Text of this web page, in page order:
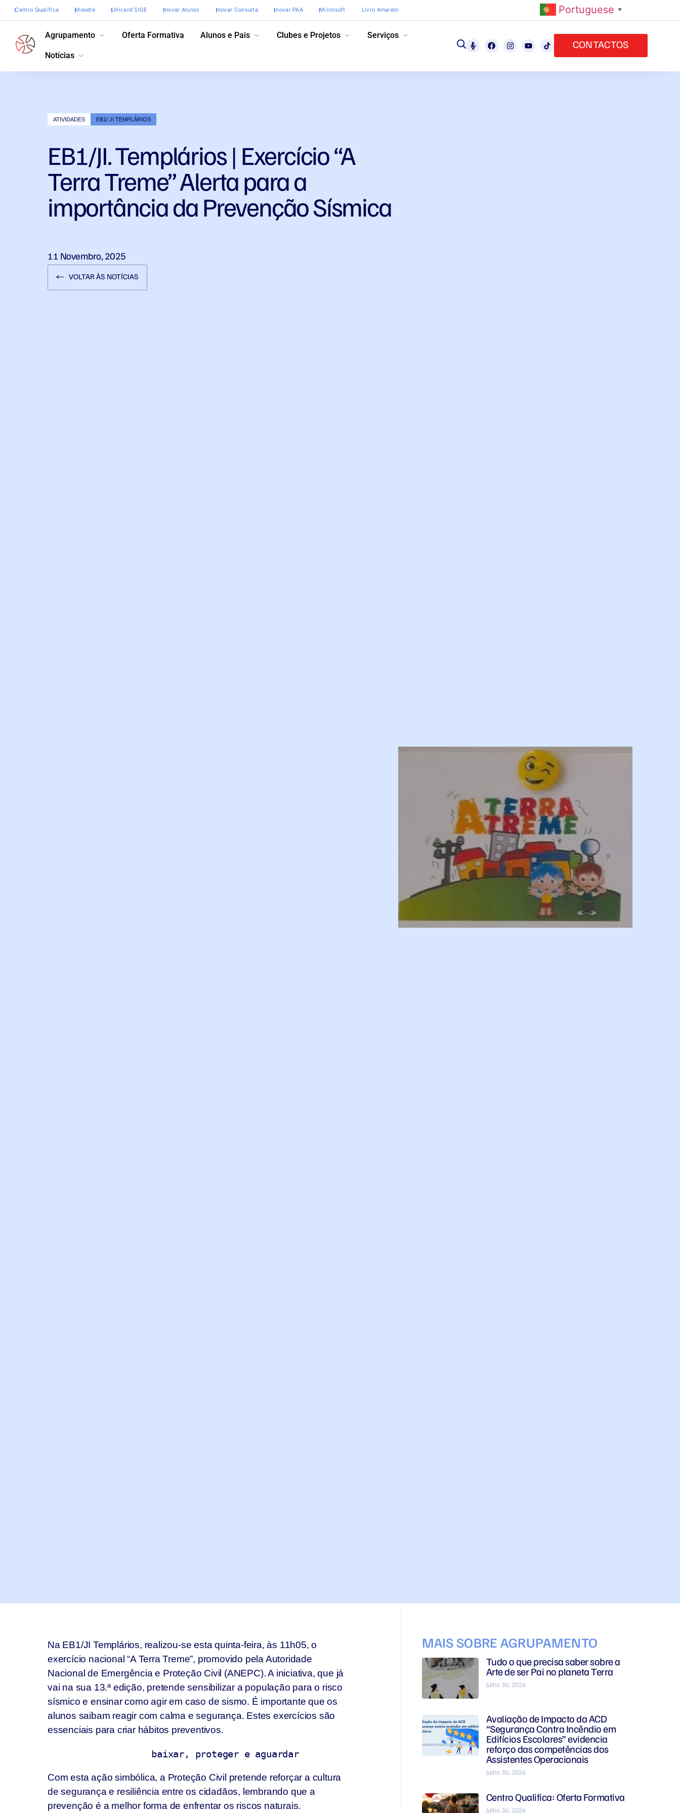
Centro Qualifica Moodle Unicard SIGE Inovar Alunos Inovar Consulta Inovar PAA Microsoft Livro Amarelo Portuguese ▼
Agrupamento Oferta Formativa Alunos e Pais Clubes e Projetos Serviços
Notícias
CONTACTOS
ATIVIDADES EB1/ JI TEMPLÁRIOS
EB1/JI. Templários | Exercício “A
Terra Treme” Alerta para a
importância da Prevenção Sísmica
11 Novembro, 2025
VOLTAR ÀS NOTÍCIAS
Na EB1/JI Templários, realizou-se esta quinta-feira, às 11h05, o
exercício nacional “A Terra Treme”, promovido pela Autoridade
Nacional de Emergência e Proteção Civil (ANEPC). A iniciativa, que já
vai na sua 13.ª edição, pretende sensibilizar a população para o risco
sísmico e ensinar como agir em caso de sismo. É importante que os
alunos saibam reagir com calma e segurança. Estes exercícios são
essenciais para criar hábitos preventivos.
                   baixar, proteger e aguardar
Com esta ação simbólica, a Proteção Civil pretende reforçar a cultura
de segurança e resiliência entre os cidadãos, lembrando que a
prevenção é a melhor forma de enfrentar os riscos naturais.
MAIS SOBRE AGRUPAMENTO
Tudo o que precisa saber sobre a
Arte de ser Pai no planeta Terra
Julho 30, 2026
Avaliação de Impacto da ACD
“Segurança Contra Incêndio em
Edifícios Escolares” evidencia
reforço das competências dos
Assistentes Operacionais
Julho 30, 2026
Centro Qualifica: Oferta Formativa
Julho 30, 2026